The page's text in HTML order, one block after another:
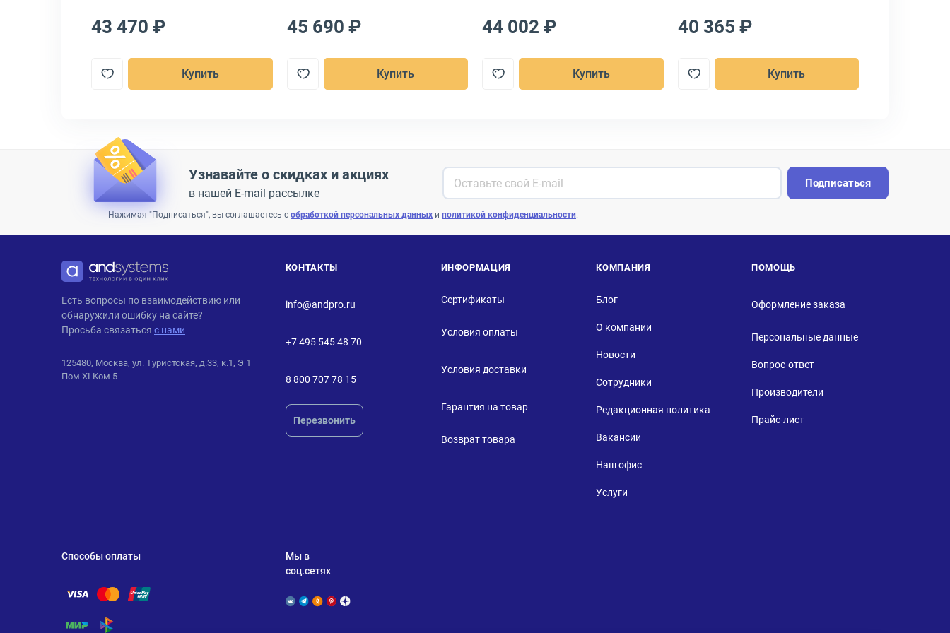
43 470 ₽
Купить
45 690 ₽
Купить
44 002 ₽
Купить
40 365 ₽
Купить
Узнавайте о скидках и акциях
в нашей E-mail рассылке
Подписаться
Нажимая "Подписаться", вы соглашаетесь с обработкой персональных данных и политикой конфиденциальности.
ANDPRO
Есть вопросы по взаимодействию или
обнаружили ошибку на сайте?
Просьба связаться с нами
125480, Москва, ул. Туристская, д.33, к.1, Э 1
Пом XI Ком 5
КОНТАКТЫ
info@andpro.ru
+7 495 545 48 70
8 800 707 78 15
Перезвонить
ИНФОРМАЦИЯ
Сертификаты
Условия оплаты
Условия доставки
Гарантия на товар
Возврат товара
КОМПАНИЯ
Блог
О компании
Новости
Сотрудники
Редакционная политика
Вакансии
Наш офис
Услуги
ПОМОЩЬ
Оформление заказа
Персональные данные
Вопрос-ответ
Производители
Прайс-лист
Способы оплаты
Помощь по оплате Visa
Помощь по оплате Mastercard
Помощь по оплате UnionPay
Мы в
соц.сетях